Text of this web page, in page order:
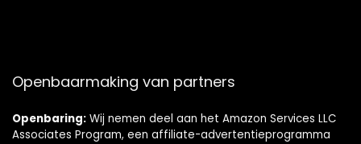
Openbaarmaking van partners
Openbaring: Wij nemen deel aan het Amazon Services LLC
Associates Program, een affiliate-advertentieprogramma